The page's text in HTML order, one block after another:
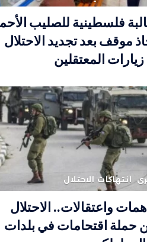
فلسطينية للصليب
موقف بعد تجديد الاحتلال
المعتقلين
انتهاكات الاحتلال
واعتقالات.. الاحتلال
حملة اقتحامات في بلدات